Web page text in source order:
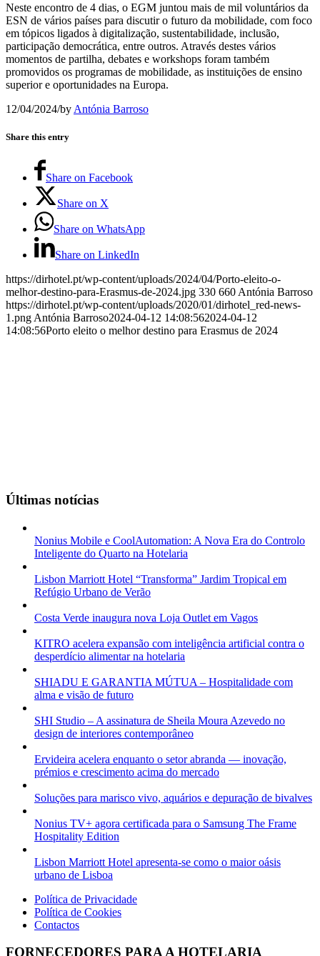
Neste encontro de 4 dias, o EGM juntou mais de mil voluntários da
ESN de vários países para discutir o futuro da mobilidade, com foco
em tópicos ligados à digitalização, sustentabilidade, inclusão,
participação democrática, entre outros. Através destes vários
momentos de partilha, debates e workshops foram também
promovidos os programas de mobilidade, as instituições de ensino
superior e oportunidades na Europa.
12/04/2024/by Antónia Barroso
Share this entry
Share on Facebook
Share on X
Share on WhatsApp
Share on LinkedIn
https://dirhotel.pt/wp-content/uploads/2024/04/Porto-eleito-o-
melhor-destino-para-Erasmus-de-2024.jpg 330 660 Antónia Barroso
https://dirhotel.pt/wp-content/uploads/2020/01/dirhotel_red-news-
1.png Antónia Barroso2024-04-12 14:08:562024-04-12
14:08:56Porto eleito o melhor destino para Erasmus de 2024
Últimas notícias
Nonius Mobile e CoolAutomation: A Nova Era do Controlo
Inteligente do Quarto na Hotelaria
Lisbon Marriott Hotel “Transforma” Jardim Tropical em
Refúgio Urbano de Verão
Costa Verde inaugura nova Loja Outlet em Vagos
KITRO acelera expansão com inteligência artificial contra o
desperdício alimentar na hotelaria
SHIADU E GARANTIA MÚTUA – Hospitalidade com
alma e visão de futuro
SHI Studio – A assinatura de Sheila Moura Azevedo no
design de interiores contemporâneo
Ervideira acelera enquanto o setor abranda — inovação,
prémios e crescimento acima do mercado
Soluções para marisco vivo, aquários e depuração de bivalves
Nonius TV+ agora certificada para o Samsung The Frame
Hospitality Edition
Lisbon Marriott Hotel apresenta-se como o maior oásis
urbano de Lisboa
Política de Privacidade
Política de Cookies
Contactos
FORNECEDORES PARA A HOTELARIA